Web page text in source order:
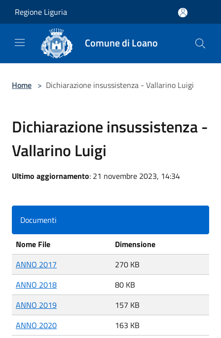
Regione Liguria
Comune di Loano
Home > Dichiarazione insussistenza - Vallarino Luigi
Dichiarazione insussistenza -
Vallarino Luigi
Ultimo aggiornamento: 21 novembre 2023, 14:34
Documenti
Nome File
Dimensione
ANNO 2017
270 KB
ANNO 2018
80 KB
ANNO 2019
157 KB
ANNO 2020
163 KB